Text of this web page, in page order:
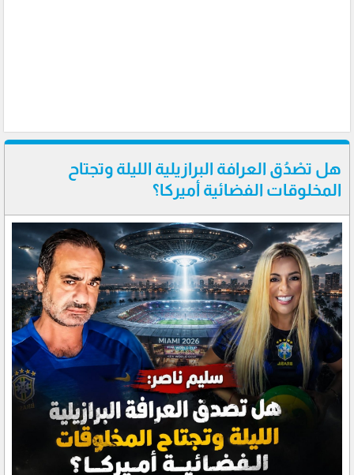
هل تصْدُق العرافة البرازيلية الليلة وتجتاح
المخلوقات الفضائية أميركا؟